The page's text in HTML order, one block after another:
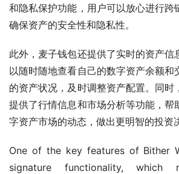
和隐私保护功能，用户可以放心进行跨
确保资产的安全性和隐私性。
此外，麦子钱包还提供了实时的资产信
以随时随地查看自己的数字资产余额和
的资产状况，及时调整资产配置。同时
提供了行情信息和市场分析等功能，帮
字资产市场的动态，做出更明智的投资
One of the key features of Bither
signature functionality, which